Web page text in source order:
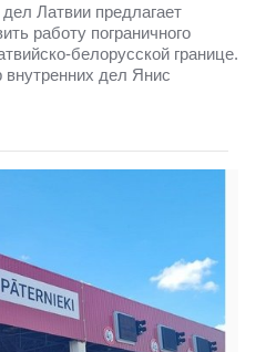
Латвии предлагает
работу пограничного
белорусской границе.
дел Янис